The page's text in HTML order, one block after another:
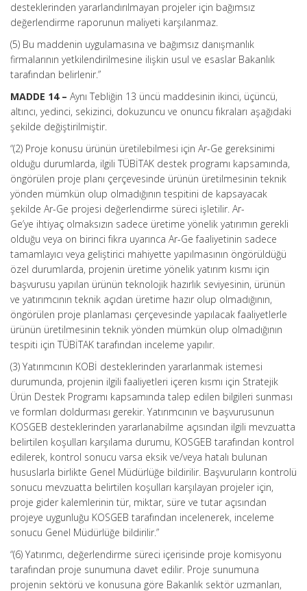
desteklerinden yararlandırılmayan projeler için bağımsız
değerlendirme raporunun maliyeti karşılanmaz.
(5) Bu maddenin uygulamasına ve bağımsız danışmanlık
firmalarının yetkilendirilmesine ilişkin usul ve esaslar Bakanlık
tarafından belirlenir.”
MADDE 14 – Aynı Tebliğin 13 üncü maddesinin ikinci, üçüncü,
altıncı, yedinci, sekizinci, dokuzuncu ve onuncu fıkraları aşağıdaki
şekilde değiştirilmiştir.
“(2) Proje konusu ürünün üretilebilmesi için Ar-Ge gereksinimi
olduğu durumlarda, ilgili TÜBİTAK destek programı kapsamında,
öngörülen proje planı çerçevesinde ürünün üretilmesinin teknik
yönden mümkün olup olmadığının tespitini de kapsayacak
şekilde Ar-Ge projesi değerlendirme süreci işletilir. Ar-
Ge’ye ihtiyaç olmaksızın sadece üretime yönelik yatırımın gerekli
olduğu veya on birinci fıkra uyarınca Ar-Ge faaliyetinin sadece
tamamlayıcı veya geliştirici mahiyette yapılmasının öngörüldüğü
özel durumlarda, projenin üretime yönelik yatırım kısmı için
başvurusu yapılan ürünün teknolojik hazırlık seviyesinin, ürünün
ve yatırımcının teknik açıdan üretime hazır olup olmadığının,
öngörülen proje planlaması çerçevesinde yapılacak faaliyetlerle
ürünün üretilmesinin teknik yönden mümkün olup olmadığının
tespiti için TÜBİTAK tarafından inceleme yapılır.
(3) Yatırımcının KOBİ desteklerinden yararlanmak istemesi
durumunda, projenin ilgili faaliyetleri içeren kısmı için Stratejik
Ürün Destek Programı kapsamında talep edilen bilgileri sunması
ve formları doldurması gerekir. Yatırımcının ve başvurusunun
KOSGEB desteklerinden yararlanabilme açısından ilgili mevzuatta
belirtilen koşulları karşılama durumu, KOSGEB tarafından kontrol
edilerek, kontrol sonucu varsa eksik ve/veya hatalı bulunan
hususlarla birlikte Genel Müdürlüğe bildirilir. Başvuruların kontrolü
sonucu mevzuatta belirtilen koşulları karşılayan projeler için,
proje gider kalemlerinin tür, miktar, süre ve tutar açısından
projeye uygunluğu KOSGEB tarafından incelenerek, inceleme
sonucu Genel Müdürlüğe bildirilir.”
“(6) Yatırımcı, değerlendirme süreci içerisinde proje komisyonu
tarafından proje sunumuna davet edilir. Proje sunumuna
projenin sektörü ve konusuna göre Bakanlık sektör uzmanları,